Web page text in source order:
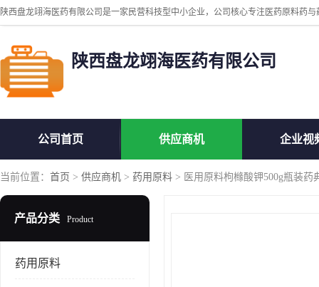
陕西盘龙翊海医药有限公司
公司首页 供应商机 企业视
当前位置： 首页 > 供应商机 > 药用原料 > 医用原料枸橼酸钾500g瓶装药
产品分类 Product
药用原料